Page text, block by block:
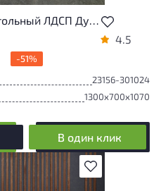
Стол прямоугольный ЛДСП Дуб Россия
4.5
-51%
23156-301024
1300x700x1070
В один клик
В избранное